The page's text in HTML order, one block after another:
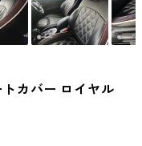
カバー ロイヤル